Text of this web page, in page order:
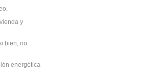
y
bien, no
energética